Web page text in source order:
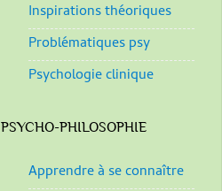
Inspirations théoriques
Problématiques psy
Psychologie clinique
PSYCHO-PHILOSOPHIE
Apprendre à se connaître